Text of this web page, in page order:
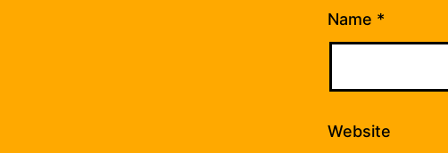
Name *
Website